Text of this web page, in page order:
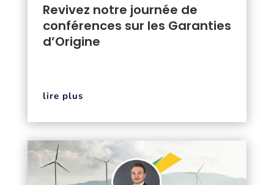
Revivez notre journée de
conférences sur les Garanties
d’Origine
lire plus